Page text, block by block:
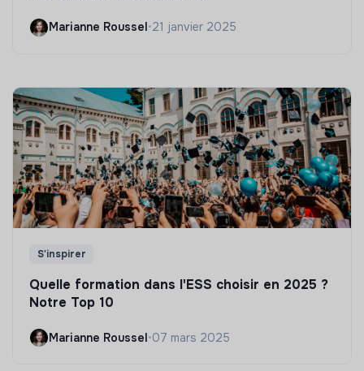
Marianne Roussel•21 janvier 2025
S'inspirer
Quelle formation dans l'ESS choisir en 2025 ?
Notre Top 10
Marianne Roussel•07 mars 2025